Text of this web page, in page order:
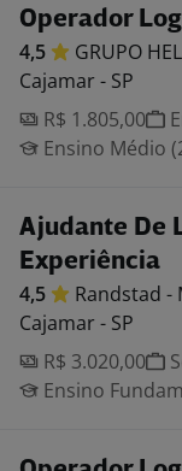
Operador
4,5 GRUPO
Cajamar - SP
R$ 1.805,00
Ensino Médio
Ajudante De
Experiência
4,5 Randstad -
Cajamar - SP
R$ 3.020,00
Ensino